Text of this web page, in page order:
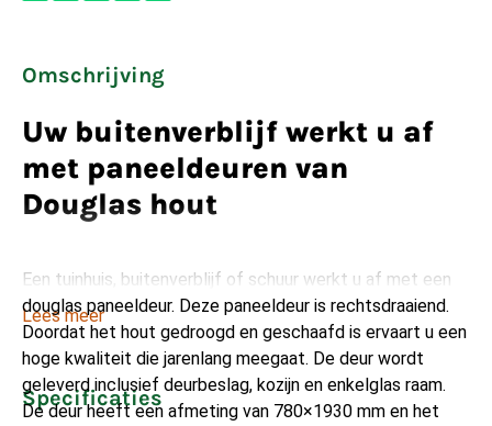
Omschrijving
Uw buitenverblijf werkt u af
met paneeldeuren van
Douglas hout
Een tuinhuis, buitenverblijf of schuur werkt u af met een
douglas paneeldeur. Deze paneeldeur is rechtsdraaiend.
Doordat het hout gedroogd en geschaafd is ervaart u een
hoge kwaliteit die jarenlang meegaat. De deur wordt
geleverd inclusief deurbeslag, kozijn en enkelglas raam.
De deur heeft een afmeting van 780×1930 mm en het
Lees meer
Specificaties